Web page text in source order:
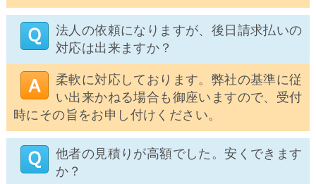
法人の依頼になりますが、後日請求払いの
対応は出来ますか？
柔軟に対応しております。弊社の基準に従
い出来かねる場合も御座いますので、受付
時にその旨をお申し付けください。
他者の見積りが高額でした。安くできます
か？